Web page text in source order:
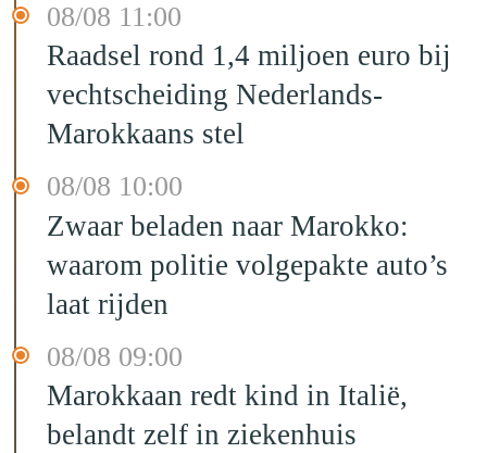
08/08 11:00
Raadsel rond 1,4 miljoen euro bij
vechtscheiding Nederlands-
Marokkaans stel
08/08 10:00
Zwaar beladen naar Marokko:
waarom politie volgepakte auto’s
laat rijden
08/08 09:00
Marokkaan redt kind in Italië,
belandt zelf in ziekenhuis